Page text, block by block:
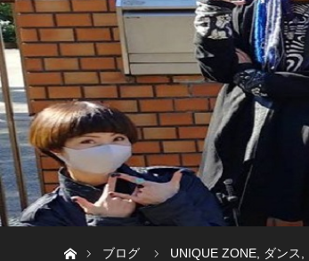
ブログ
UNIQUE ZONE ダンス